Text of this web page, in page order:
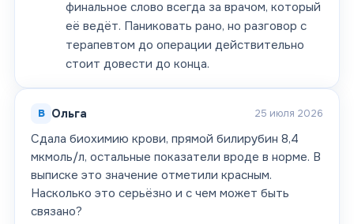
финальное слово всегда за врачом, который
её ведёт. Паниковать рано, но разговор с
терапевтом до операции действительно
стоит довести до конца.
В Ольга 25 июля 2026
Сдала биохимию крови, прямой билирубин 8,4
мкмоль/л, остальные показатели вроде в норме. В
выписке это значение отметили красным.
Насколько это серьёзно и с чем может быть
связано?